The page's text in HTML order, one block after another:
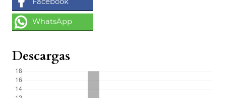
Descargas